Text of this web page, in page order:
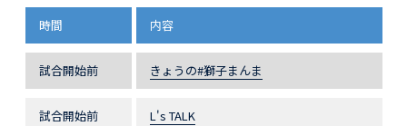
時間 内容
試合開始前 きょうの#獅子まんま
試合開始前 L's TALK